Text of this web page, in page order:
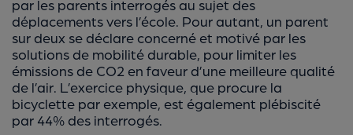
par les parents interrogés au sujet des
déplacements vers l’école. Pour autant, un parent
sur deux se déclare concerné et motivé par les
solutions de mobilité durable, pour limiter les
émissions de CO2 en faveur d’une meilleure qualité
de l’air. L’exercice physique, que procure la
bicyclette par exemple, est également plébiscité
par 44% des interrogés.